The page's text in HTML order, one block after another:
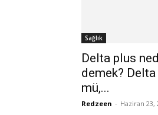
Sağlık
Delta plus
demek?
mü,...
Redzeen - Haziran 23,